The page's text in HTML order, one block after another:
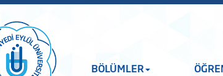
BÖLÜMLER